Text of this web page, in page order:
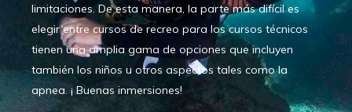
limitaciones. De esta manera, la parte más difícil es
elegir entre cursos de recreo para los cursos técnicos
tienen una amplia gama de opciones que incluyen
también los niños u otros aspectos tales como la
apnea. ¡ Buenas inmersiones!